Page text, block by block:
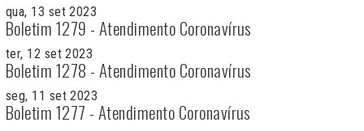
qua, 13 set 2023
Boletim 1279 - Atendimento Coronavírus
ter, 12 set 2023
Boletim 1278 - Atendimento Coronavírus
seg, 11 set 2023
Boletim 1277 - Atendimento Coronavírus